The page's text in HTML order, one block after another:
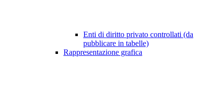
Enti di diritto privato controllati (da
pubblicare in tabelle)
Rappresentazione grafica